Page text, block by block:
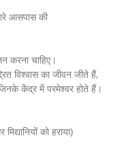
आसपास की
करना चाहिए।
विश्वास का जीवन जीते हैं,
केंद्र में परमेश्वर होते हैं।
को हराया)